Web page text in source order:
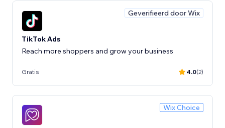
Geverifieerd door Wix
TikTok Ads
Reach more shoppers and grow your business
Gratis 4.0(2)
Wix Choice